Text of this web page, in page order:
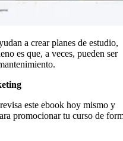
a crear planes de estudio,
es que, a veces, pueden ser
este ebook hoy mismo y
promocionar tu curso de